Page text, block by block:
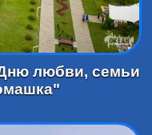
любви, семьи